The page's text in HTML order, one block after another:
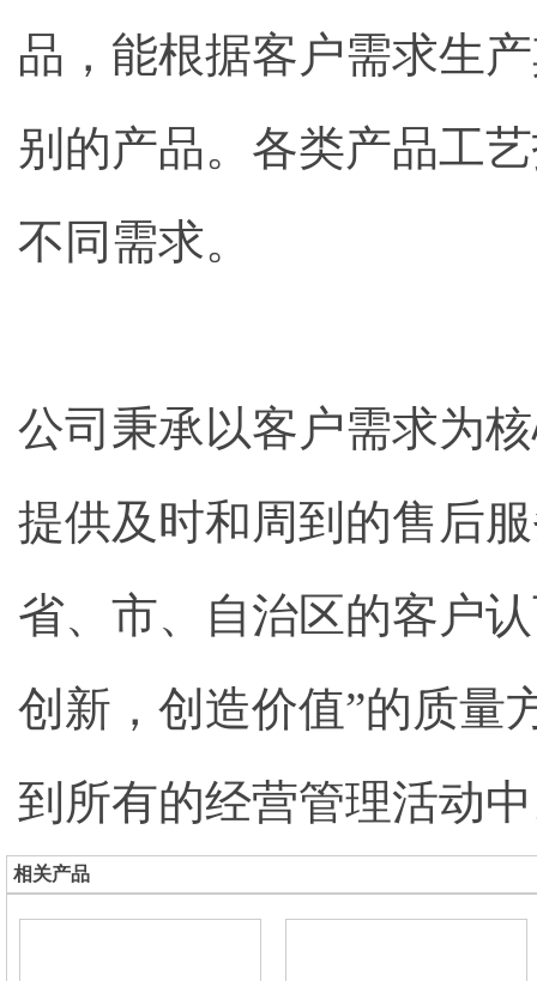
品，能根据客户需求生
别的产品。各类产品工
不同需求。
公司秉承以客户需求为
提供及时和周到的售后
省、市、自治区的客户
创新，创造价值”的质量
到所有的经营管理活动
相关产品